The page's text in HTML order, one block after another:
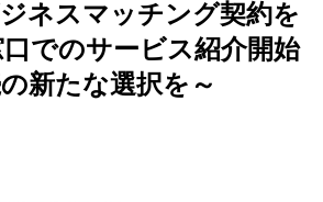
ネスマッチング契約を
でのサービス紹介開始
新たな選択を～